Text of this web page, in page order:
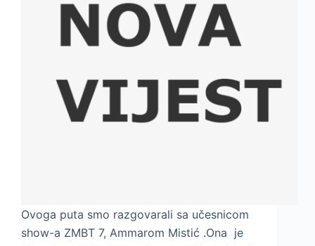
Ovoga puta smo razgovarali sa učesnicom
show-a ZMBT 7, Ammarom Mistić .Ona je